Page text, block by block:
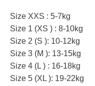
Size XXS : 5-7kg
Size 1 (XS ) : 8-10kg
Size 2 (S ): 10-12kg
Size 3 (M ): 13-15kg
Size 4 (L ) : 16-18kg
Size 5 (XL ): 19-22kg